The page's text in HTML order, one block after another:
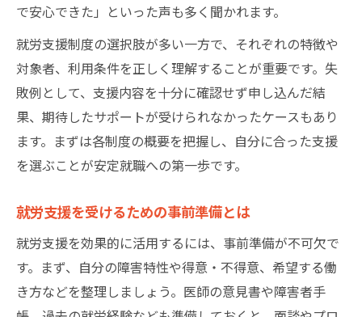
で安心できた」といった声も多く聞かれます。
就労支援制度の選択肢が多い一方で、それぞれの特徴や
対象者、利用条件を正しく理解することが重要です。失
敗例として、支援内容を十分に確認せず申し込んだ結
果、期待したサポートが受けられなかったケースもあり
ます。まずは各制度の概要を把握し、自分に合った支援
を選ぶことが安定就職への第一歩です。
就労支援を受けるための事前準備とは
就労支援を効果的に活用するには、事前準備が不可欠で
す。まず、自分の障害特性や得意・不得意、希望する働
き方などを整理しましょう。医師の意見書や障害者手